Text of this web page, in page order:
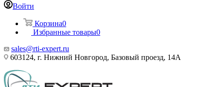
Войти
Корзина0
Избранные товары0
sales@rti-expert.ru
603124, г. Нижний Новгород, Базовый проезд, 14А